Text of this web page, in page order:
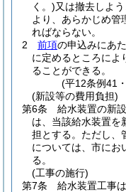
く。)又は撤去しよ
より、あらかじめ管
ればならない。
2
前項の申込みにあ
に定めるところによ
ることができる。
(平12条例41
(新設等の費用負担)
第6条
給水装置の新
は、当該給水装置を
担とする。 ただし、
については、市にお
る。
(工事の施行)
第7条
給水装置工事